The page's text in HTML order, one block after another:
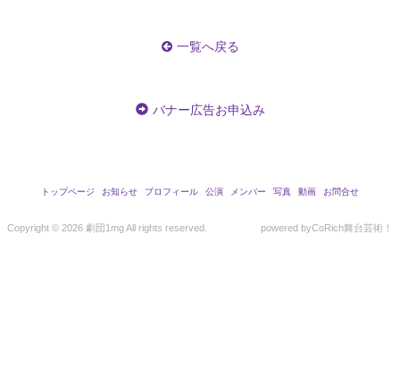
一覧へ戻る
バナー広告お申込み
トップページ お知らせ プロフィール 公演 メンバー 写真 動画 お問合せ
Copyright © 2026 劇団1mg All rights reserved. powered byCoRich舞台芸術！